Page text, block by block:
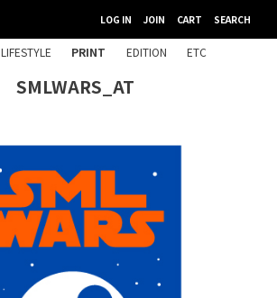
LOG IN JOIN CART SEARCH
LIFESTYLE PRINT EDITION ETC
SMLWARS_AT